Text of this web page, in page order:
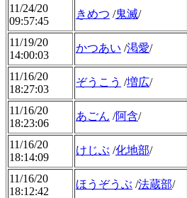
11/24/20
09:57:45
きめつ /鬼滅/
11/19/20
14:00:03
かつあい /渇愛/
11/16/20
18:27:03
ぞうこう /増広/
11/16/20
18:23:06
あごん /阿含/
11/16/20
18:14:09
けじぶ /化地部/
11/16/20
18:12:42
ほうぞうぶ /法蔵部/